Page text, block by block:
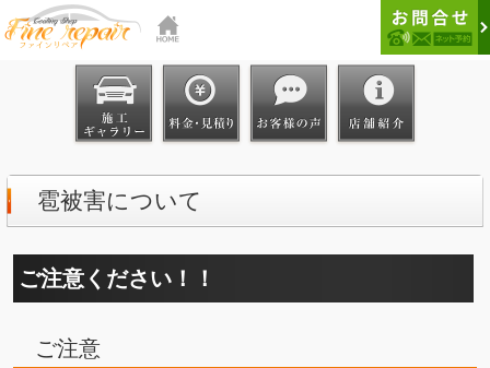
雹被害について
ご注意ください！！
ご注意